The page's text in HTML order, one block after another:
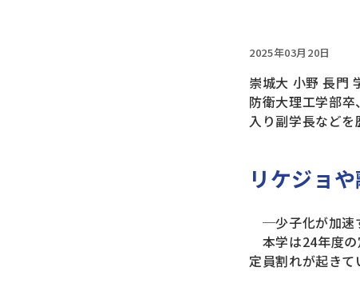
2025年03月20日
崇城大 小野 長門
防衛大理工学部
入り副学長など
リケジョ
─少子化が加速
本学は24年度の
定員割れが起き